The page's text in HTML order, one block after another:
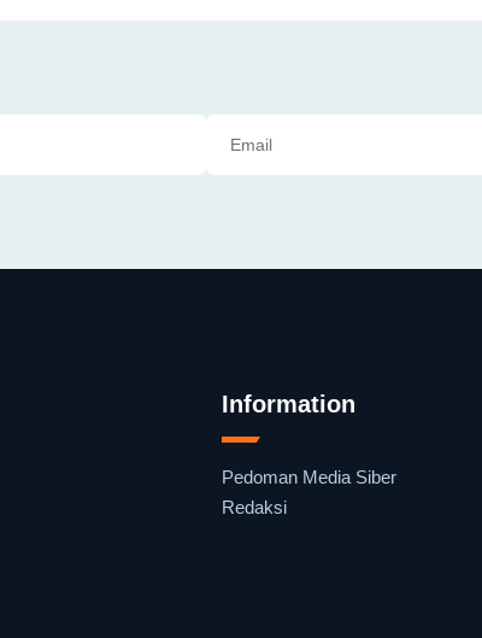
Information
Pedoman Media Siber
Redaksi